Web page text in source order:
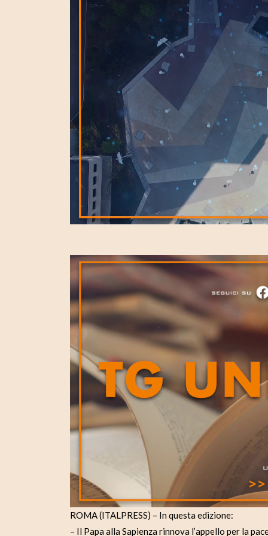
ROMA (ITALPRESS) – In questa edizione:
– Il Papa alla Sapienza rinnova l’appello per la